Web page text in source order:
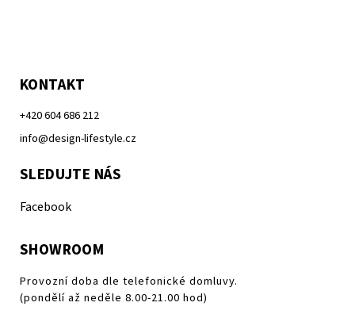
KONTAKT
+420 604 686 212
info@design-lifestyle.cz
SLEDUJTE NÁS
Facebook
SHOWROOM
Provozní doba dle telefonické domluvy.
(pondělí až neděle 8.00-21.00 hod)